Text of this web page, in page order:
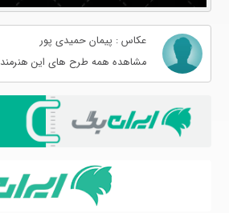
عکاس : پیمان حمیدی پور
مشاهده همه طرح های این هنرمند